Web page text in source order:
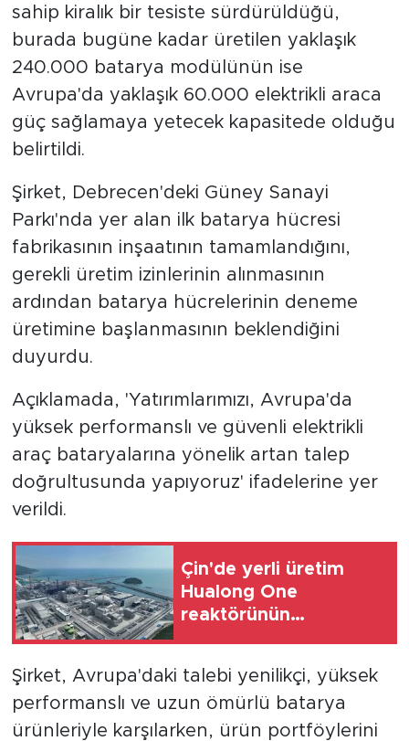
sahip kiralık bir tesiste sürdürüldüğü,
burada bugüne kadar üretilen yaklaşık
240.000 batarya modülünün ise
Avrupa'da yaklaşık 60.000 elektrikli araca
güç sağlamaya yetecek kapasitede olduğu
belirtildi.
Şirket, Debrecen'deki Güney Sanayi
Parkı'nda yer alan ilk batarya hücresi
fabrikasının inşaatının tamamlandığını,
gerekli üretim izinlerinin alınmasının
ardından batarya hücrelerinin deneme
üretimine başlanmasının beklendiğini
duyurdu.
Açıklamada, 'Yatırımlarımızı, Avrupa'da
yüksek performanslı ve güvenli elektrikli
araç bataryalarına yönelik artan talep
doğrultusunda yapıyoruz' ifadelerine yer
verildi.
Çin'de yerli üretim
Hualong One
reaktörünün
geçti
Şirket, Avrupa'daki talebi yenilikçi, yüksek
performanslı ve uzun ömürlü batarya
ürünleriyle karşılarken, ürün portföylerini